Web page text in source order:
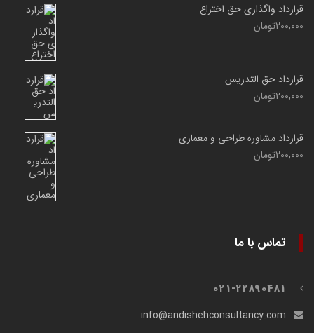
قرارداد واگذاری حق اختراع
200,000تومان
قرارداد حق التدریس
200,000تومان
قرارداد مشاوره طراحی و معماری
200,000تومان
تماس با ما
021-22890481
info@andishehconsultancy.com